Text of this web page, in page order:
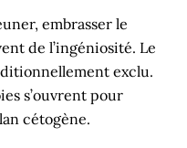
embrasser le
de l’ingéniosité. Le
exclu.
s’ouvrent pour
cétogène.